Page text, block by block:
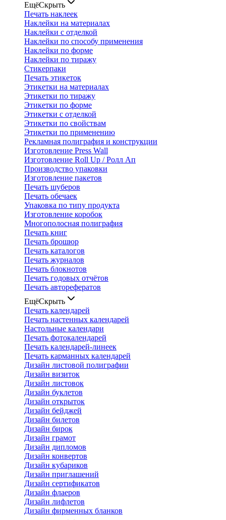
ЕщёСкрыть
Печать наклеек
Наклейки на материалах
Наклейки с отделкой
Наклейки по способу применения
Наклейки по форме
Наклейки по тиражу
Стикерпаки
Печать этикеток
Этикетки на материалах
Этикетки по тиражу
Этикетки по форме
Этикетки с отделкой
Этикетки по свойствам
Этикетки по применению
Рекламная полиграфия и конструкции
Изготовление Press Wall
Изготовление Roll Up / Ролл Ап
Производство упаковки
Изготовление пакетов
Печать шуберов
Печать обечаек
Упаковка по типу продукта
Изготовление коробок
Многополосная полиграфия
Печать книг
Печать брошюр
Печать каталогов
Печать журналов
Печать блокнотов
Печать годовых отчётов
Печать авторефератов
ЕщёСкрыть
Печать календарей
Печать настенных календарей
Настольные календари
Печать фотокалендарей
Печать календарей-линеек
Печать карманных календарей
Дизайн листовой полиграфии
Дизайн визиток
Дизайн листовок
Дизайн буклетов
Дизайн открыток
Дизайн бейджей
Дизайн билетов
Дизайн бирок
Дизайн грамот
Дизайн дипломов
Дизайн конвертов
Дизайн кубариков
Дизайн приглашений
Дизайн сертификатов
Дизайн флаеров
Дизайн лифлетов
Дизайн фирменных бланков